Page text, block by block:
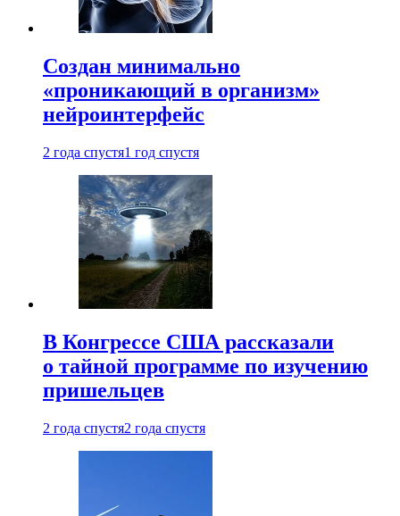
Создан минимально
«проникающий в организм»
нейроинтерфейс
2 года спустя1 год спустя
В Конгрессе США рассказали
о тайной программе по изучению
пришельцев
2 года спустя2 года спустя